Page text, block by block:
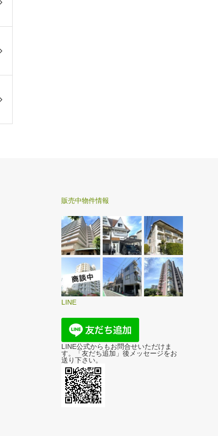
販売中物件情報
LINE
LINE公式からもお問合せいただけま
す。「友だち追加」後メッセージをお
送り下さい。